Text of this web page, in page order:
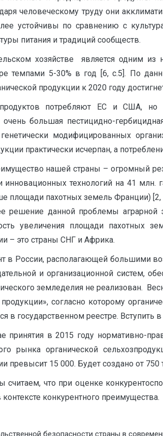
человеческому труду они
устойчивы по сравнению с
питания и традиций сообществ.
хозяйстве является одним из
темпами 5-30% в год [6, c.5]. По
продукции к 2020 году
потребляют ЕС и США,
очень большая пестицидно-
модифицированных
практически исчерпан, а
нашей страны – огромный
инновационных технологий на 41
площади пахотных земель Франции) [2,
данной проблемы
увеличения площади пахотных
– это страны СНГ и Африка.
России, располагающей большими
и организационной систем,
земледелия не реализован.
согласно которому
в государственном реестре.
принятия в 2015 году нормативно-
рынка органической
превысит 15 000. Будет создано от
что при оценке
конкурентного преимущества.
безопасности страны в